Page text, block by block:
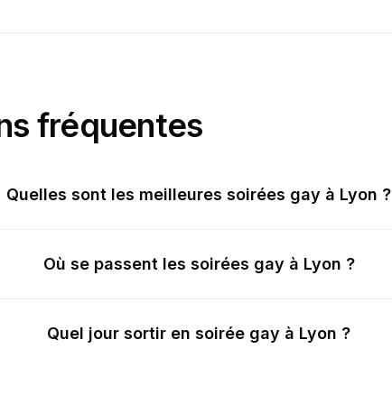
fréquentes
Quelles sont les meilleures soirées gay à Lyon ?
Où se passent les soirées gay à Lyon ?
Quel jour sortir en soirée gay à Lyon ?